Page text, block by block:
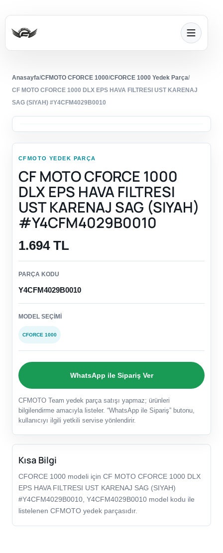
Anasayfa/CFMOTO CFORCE 1000/CFORCE 1000 Yedek Parça/
CF MOTO CFORCE 1000 DLX EPS HAVA FILTRESI UST KARENAJ
SAG (SIYAH) #Y4CFM4029B0010
CFMOTO YEDEK PARÇA
CF MOTO CFORCE 1000
DLX EPS HAVA FILTRESI
UST KARENAJ SAG (SIYAH)
#Y4CFM4029B0010
1.694 TL
PARÇA KODU
Y4CFM4029B0010
MODEL SEÇIMI
CFORCE 1000
WhatsApp ile Sipariş Ver
CFMOTO Team yedek parça satışı yapmaz; ürünleri
bilgilendirme amacıyla listeler. “WhatsApp ile Sipariş” butonu,
kullanıcıyı ilgili yetkili servise yönlendirir.
Kısa Bilgi
CFORCE 1000 modeli için CF MOTO CFORCE 1000 DLX
EPS HAVA FILTRESI UST KARENAJ SAG (SIYAH)
#Y4CFM4029B0010, Y4CFM4029B0010 model kodu ile
listelenen CFMOTO yedek parçasıdır.